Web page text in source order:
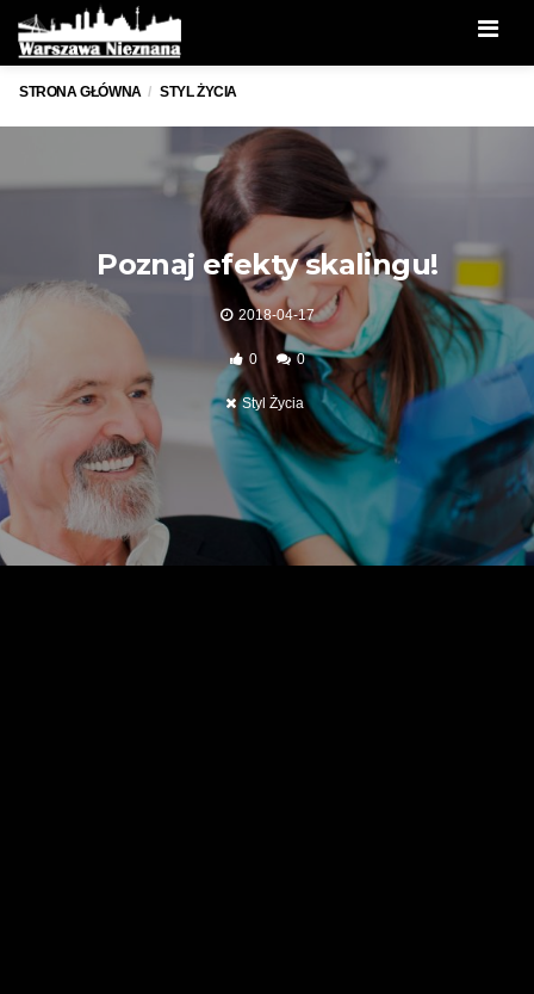
STRONA GŁÓWNA STYL ŻYCIA
Poznaj efekty skalingu!
2018-04-17
0 0
Styl Życia